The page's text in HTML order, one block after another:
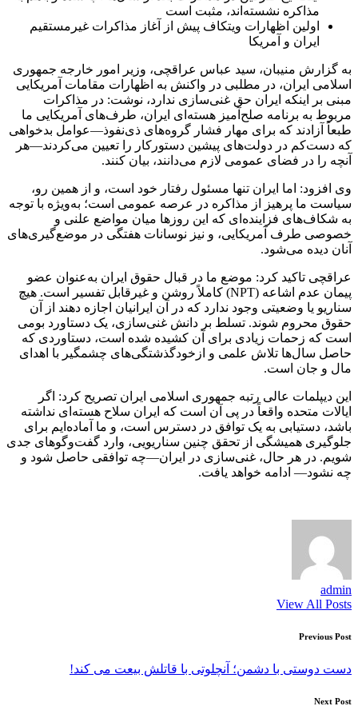
مذاکره نشسته‌اند، مثبت است
اولین اظهارات ویتکاف پیش از آغاز مذاکرات غیرمستقیم
ایران و آمریکا
به گزارش منیبان، سید عباس عراقچی، وزیر امور خارجه جمهوری
اسلامی ایران، در مطلبی در واکنش به اظهارات مقامات آمریکایی
مبنی بر اینکه ایران حق غنی‌سازی ندارد، نوشت: در مذاکرات
مربوط به برنامه صلح‌آمیز هسته‌ای ایران، طرف‌های آمریکایی ما
طبعاً آزادند که برای مهار فشار گروه‌های ذی‌نفوذ—عوامل بدخواهی
که دست‌کم در دولت‌های پیشین دستورکار را تعیین می‌کردند—هر
آنچه را در فضای عمومی لازم می‌دانند، بیان کنند.
وی افزود: اما ایران تنها مسئول رفتار خود است، و از همین رو،
سیاست ما پرهیز از مذاکره در عرصه عمومی است؛ به‌ویژه با توجه
به شکاف‌های فزاینده‌ای که این روزها میان مواضع علنی و
خصوصی طرف آمریکایی، و نیز نوسانات هفتگی در موضع‌گیری‌های
آنان دیده می‌شود.
عراقچی تاکید کرد: موضع ما در قبال حقوق ایران به‌عنوان عضو
پیمان عدم اشاعه (NPT) کاملاً روشن و غیرقابل تفسیر است. هیچ
سناریو یا وضعیتی وجود ندارد که در آن ایرانیان اجازه دهند از آن
حقوق محروم شوند. تسلط بر دانش غنی‌سازی، یک دستاورد بومی
است که زحمات زیادی برای آن کشیده شده است، دستاوردی که
حاصل سال‌ها تلاش علمی و ازخودگذشتگی‌های چشمگیر با اهدای
مال و جان است.
این دیپلمات عالی رتبه جمهوری اسلامی ایران تصریح کرد: اگر
ایالات متحده واقعاً در پی آن است که ایران سلاح هسته‌ای نداشته
باشد، دستیابی به یک توافق در دسترس است، و ما آماده‌ایم برای
جلوگیری همیشگی از تحقق چنین سناریویی، وارد گفت‌وگوهای جدی
شویم. در هر حال، غنی‌سازی در ایران—چه توافقی حاصل شود و
چه نشود— ادامه خواهد یافت.
admin
View All Posts
Post
navigation
Previous Post
دست دوستی با دشمن؛ آنچلوتی با قاتلش بیعت می کند!
Next Post